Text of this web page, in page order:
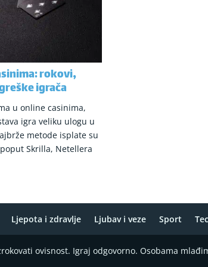
rokovi,
igrača
u online casinima,
igra veliku ulogu u
metode isplate su
Skrilla, Netellera
Ljepota i zdravlje Ljubav i veze Sport
ovisnost. Igraj odgovorno. Osobama